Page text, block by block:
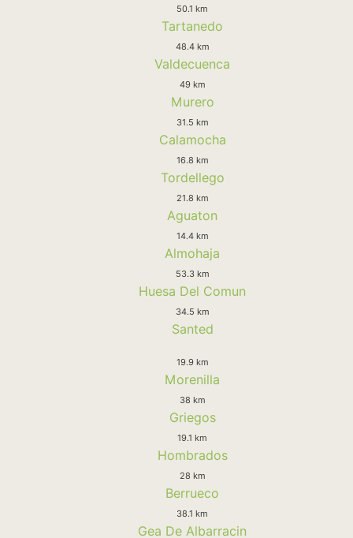
50.1 km
Tartanedo
48.4 km
Valdecuenca
49 km
Murero
31.5 km
Calamocha
16.8 km
Tordellego
21.8 km
Aguaton
14.4 km
Almohaja
53.3 km
Huesa Del Comun
34.5 km
Santed
19.9 km
Morenilla
38 km
Griegos
19.1 km
Hombrados
28 km
Berrueco
38.1 km
Gea De Albarracin